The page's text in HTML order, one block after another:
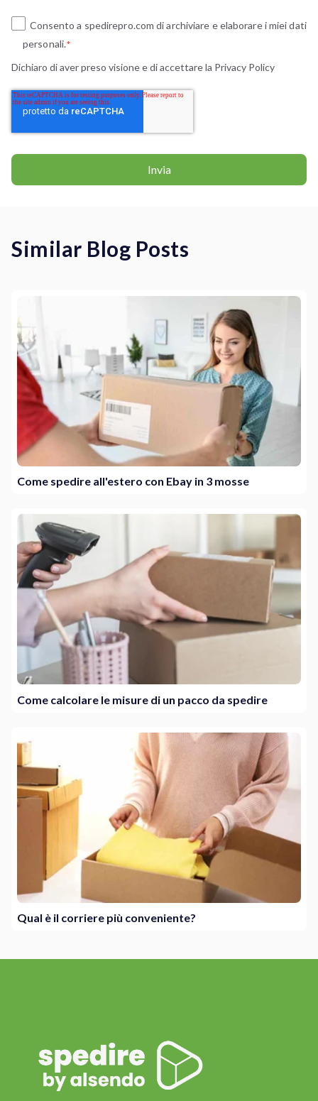
Consento a spedirepro.com di archiviare e elaborare i miei dati
personali.*
Dichiaro di aver preso visione e di accettare la Privacy Policy
Similar Blog Posts
Come spedire all'estero con Ebay in 3 mosse
Come calcolare le misure di un pacco da spedire
Qual è il corriere più conveniente?